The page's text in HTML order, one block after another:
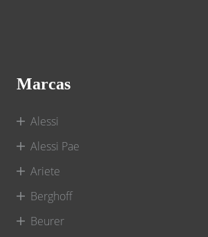
Marcas
Alessi
Alessi Pae
Ariete
Berghoff
Beurer